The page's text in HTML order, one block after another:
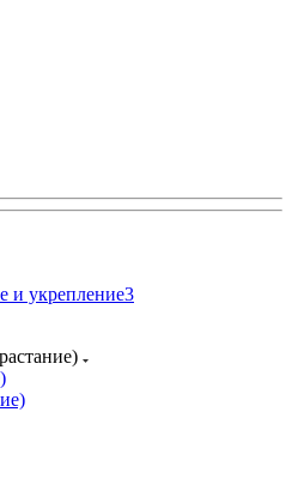
и укрепление3